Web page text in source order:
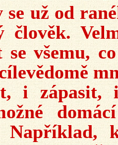
už od
člověk.
všemu,
i
Například,